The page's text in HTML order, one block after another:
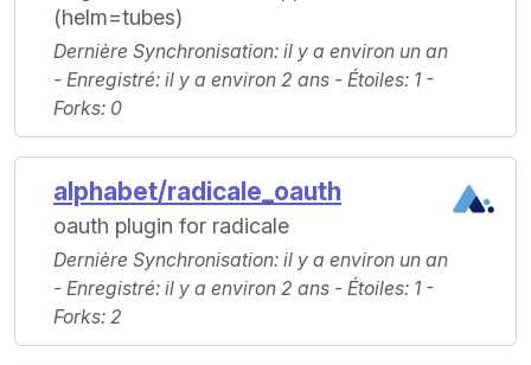
(helm=tubes)
Dernière Synchronisation: il y a environ un an
- Enregistré: il y a environ 2 ans - Étoiles: 1 -
Forks: 0
alphabet/radicale_oauth
oauth plugin for radicale
Dernière Synchronisation: il y a environ un an
- Enregistré: il y a environ 2 ans - Étoiles: 1 -
Forks: 2